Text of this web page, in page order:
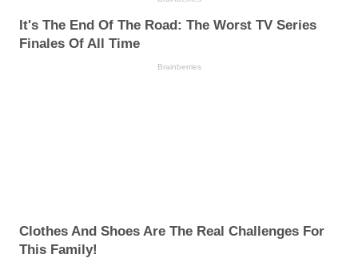
It's The End Of The Road: The Worst TV Series
Finales Of All Time
Brainberries
Clothes And Shoes Are The Real Challenges For
This Family!